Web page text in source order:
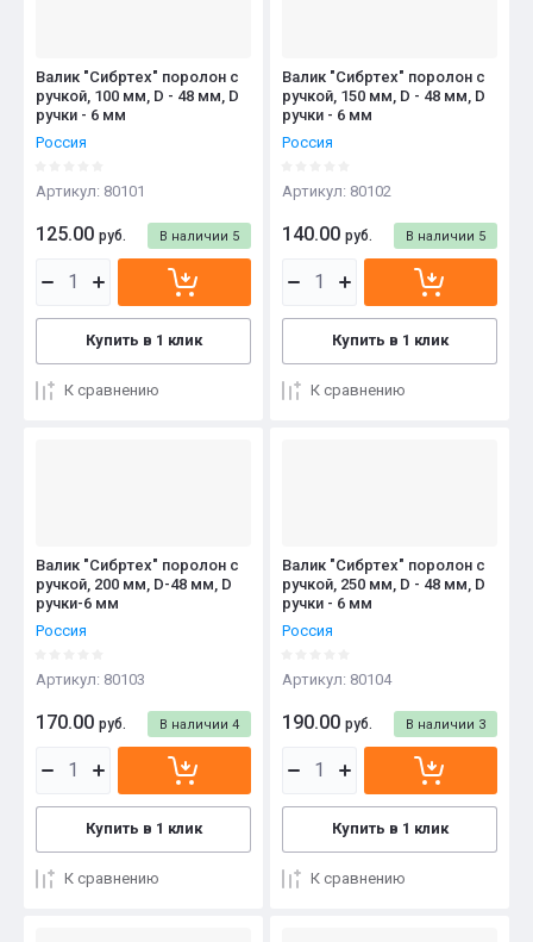
Валик "Сибртех" поролон с
ручкой, 100 мм, D - 48 мм, D
ручки - 6 мм
Россия
Артикул: 80101
В наличии 5
125.00 руб.
Купить в 1 клик
К сравнению
Валик "Сибртех" поролон с
ручкой, 150 мм, D - 48 мм, D
ручки - 6 мм
Россия
Артикул: 80102
В наличии 5
140.00 руб.
Купить в 1 клик
К сравнению
Валик "Сибртех" поролон с
ручкой, 200 мм, D-48 мм, D
ручки-6 мм
Россия
Артикул: 80103
В наличии 4
170.00 руб.
Купить в 1 клик
К сравнению
Валик "Сибртех" поролон с
ручкой, 250 мм, D - 48 мм, D
ручки - 6 мм
Россия
Артикул: 80104
В наличии 3
190.00 руб.
Купить в 1 клик
К сравнению